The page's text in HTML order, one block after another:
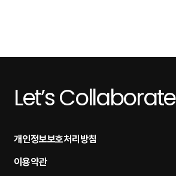
Let’s Collaborate
개인정보보호처리방침
이용약관